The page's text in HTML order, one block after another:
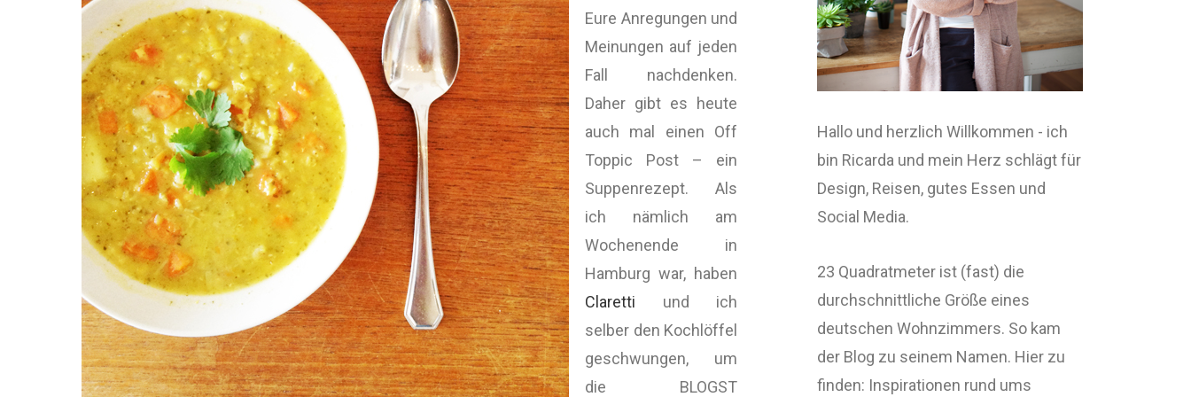
Eure Anregungen und
Meinungen auf jeden
Fall nachdenken.
Daher gibt es heute
auch mal einen Off
Toppic Post – ein
Suppenrezept. Als
ich nämlich am
Wochenende in
Hamburg war, haben
Claretti und ich
selber den Kochlöffel
geschwungen, um
die BLOGST
Hallo und herzlich Willkommen - ich
bin Ricarda und mein Herz schlägt für
Design, Reisen, gutes Essen und
Social Media.
23 Quadratmeter ist (fast) die
durchschnittliche Größe eines
deutschen Wohnzimmers. So kam
der Blog zu seinem Namen. Hier zu
finden: Inspirationen rund ums